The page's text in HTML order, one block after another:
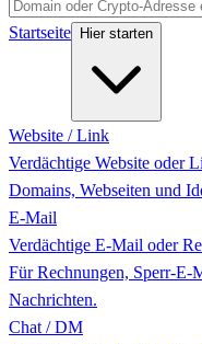
Startseite Hier starten
Website / Link
Verdächtige Website oder
Domains, Webseiten und
E-Mail
Verdächtige E-Mail oder
Für Rechnungen, Sperr-E-
Nachrichten.
Chat / DM